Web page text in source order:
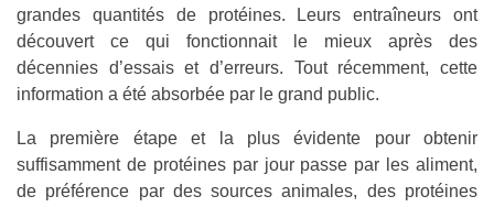
grandes quantités de protéines. Leurs entraîneurs ont
découvert ce qui fonctionnait le mieux après des
décennies d’essais et d’erreurs. Tout récemment, cette
information a été absorbée par le grand public.
La première étape et la plus évidente pour obtenir
suffisamment de protéines par jour passe par les aliment,
de préférence par des sources animales, des protéines